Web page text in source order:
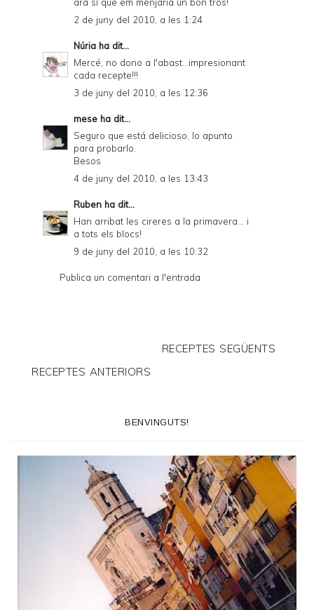
ara sí que em menjaria un bon tros!
2 de juny del 2010, a les 1:24
Núria ha dit...
Mercé, no dono a l'abast...impresionant
cada recepte!!!
3 de juny del 2010, a les 12:36
mese ha dit...
Seguro que está delicioso, lo apunto
para probarlo.
Besos
4 de juny del 2010, a les 13:43
Ruben ha dit...
Han arribat les cireres a la primavera... i
a tots els blocs!
9 de juny del 2010, a les 10:32
Publica un comentari a l'entrada
RECEPTES SEGÜENTS
RECEPTES ANTERIORS
BENVINGUTS!